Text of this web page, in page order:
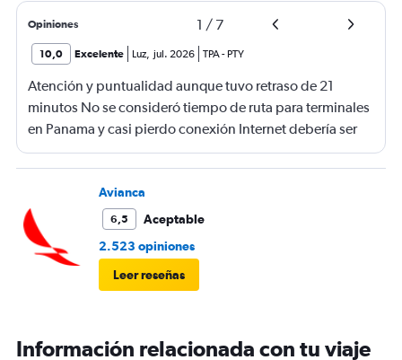
Opiniones 1 / 7
10,0 Excelente Luz, jul. 2026 TPA- PTY
Atención y puntualidad aunque tuvo retraso de 21
minutos No se consideró tiempo de ruta para terminales
en Panama y casi pierdo conexión Internet debería ser
gratis
Avianca
6,5
Aceptable
2.523 opiniones
Leer reseñas
Información relacionada con tu viaje